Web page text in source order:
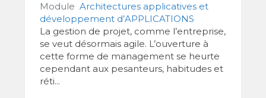
Module Architectures applicatives et
développement d’APPLICATIONS
La gestion de projet, comme l’entreprise,
se veut désormais agile. L’ouverture à
cette forme de management se heurte
cependant aux pesanteurs, habitudes et
réti...